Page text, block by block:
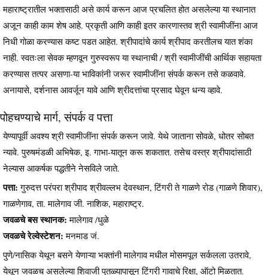
महाराष्ट्रातील भक्तासाठी असे कार्य करून आज प्रचलित होत असलेल्या या स्थानात
अजून काही काम शेष आहे. प्रकृती आणि काही इतर कारणास्तव श्री स्वामीजींना आज
निधी गोळा करण्यास कष्ट पडत आहेत. श्रीपादांचे कार्य श्रीपाद करतीलच यात शंका
नाही. स्वतःला सेवक म्हणवून गुरुस्वरूप या स्थानाची / श्री स्वामीजींची आर्थिक सहायता
करण्यास तत्पर असणा-या भाविकांनी जरूर स्वामीजींना संपर्क करून तसे कळवावे.
अनायासे, दर्शनास आवर्जून यावे आणि श्रीदत्तांचा प्रसाद घेवून धन्य व्हावे.
पोहचण्याचे मार्ग, संपर्क व पत्ता
येण्यापूर्वी अवश्य श्री स्वामीजींना संपर्क करून जावे. येथे जाताना सोवळे, धोतर सोबत
न्यावे. पुरुषमंडळी अभिषेक, इ. गाभा-यातून करू शकतात. तसेच वस्त्र श्रीपादांसाठी
नेल्यास आकर्षक पद्धतीने नेसविले जाते.
पत्ता: गुरुदत्त परंपरा श्रीपाद श्रीवल्लभ देवस्थान, टिंगरी ते गाळणे रोड (गाळणे शिवार),
गाळणेगाव, ता. मालेगाव जी. नाशिक, महाराष्ट्र.
जवळचे बस स्थानक: मालेगाव /धुळे
जवळचे रेल्वेस्टेशन: मनमाड जं.
पुणे/नासिक येथून बसने येणाऱ्या भक्तांनी मालेगाव मधील मोसमपूल सर्कलला उतरावे,
येथून जवळच असलेल्या शिवाजी पुतळ्यापासून टिंगरी गावाचे रिक्षा, ऑटो मिळतात.